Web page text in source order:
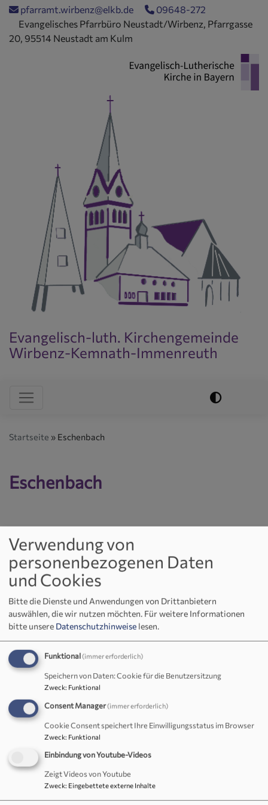
Direkt
Inhalt
pfarramt.wirbenz@elkb.de
09648-272
Evangelisches Pfarrbüro Neustadt/Wirbenz, Pfarrgasse
20, 95514 Neustadt am Kulm
Evangelisch-luth. Kirchengemeinde
Wirbenz-Kemnath-Immenreuth
Hauptnavigation
Startseite Eschenbach
Eschenbach
Tauferinnerungsgottesdienst der
Kulmregion am Rußweiher (So, 29.
Juni 2025 um 10 Uhr)
Bildrechte Sandra Hirschke (Fundus)
Am Sonntag, 29. Juni
um 10:00 Uhr feiern wir
am Rußweiher in
Eschenbach einen
„Tauferinnerungsgottesdienst“ zusammen mit den
anderen Gemeinden der Kulmregion. Gestaltet wird
der Gottesdienst u.a. von Dipl. Rel.pädagogin Lydia
Engelhardt aus Eschenbach und dem Posaunenchor
Verwendung von
personenbezogenen Daten
und Cookies
Bitte die Dienste und Anwendungen von Drittanbietern
auswählen, die wir nutzen möchten. Für weitere Informationen
bitte unsere Datenschutzhinweise lesen.
Funktional(immer erforderlich)
Speichern von Daten: Cookie für die Benutzersitzung
Zweck: Funktional
Consent Manager(immer erforderlich)
Cookie Consent speichert Ihre Einwilligungsstatus im Browser
Zweck: Funktional
Einbindung von Youtube-Videos
Zeigt Videos von Youtube
Zweck: Eingebettete externe Inhalte